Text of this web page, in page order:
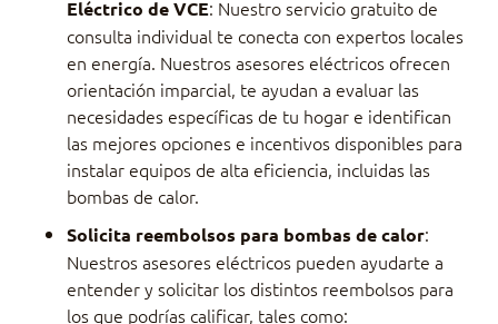
Eléctrico de VCE: Nuestro servicio gratuito de
consulta individual te conecta con expertos locales
en energía. Nuestros asesores eléctricos ofrecen
orientación imparcial, te ayudan a evaluar las
necesidades específicas de tu hogar e identifican
las mejores opciones e incentivos disponibles para
instalar equipos de alta eficiencia, incluidas las
bombas de calor.
Solicita reembolsos para bombas de calor:
Nuestros asesores eléctricos pueden ayudarte a
entender y solicitar los distintos reembolsos para
los que podrías calificar, tales como: